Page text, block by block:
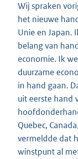
Wij spraken
het nieuwe
Unie en Japan.
belang van
economie. Ik
duurzame
in hand gaan.
uit eerste hand
Quebec,
vermeldde dat
winstpunt al